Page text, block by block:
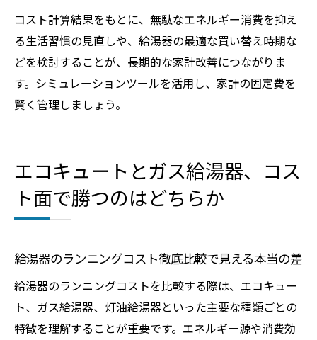
コスト計算結果をもとに、無駄なエネルギー消費を抑え
る生活習慣の見直しや、給湯器の最適な買い替え時期な
どを検討することが、長期的な家計改善につながりま
す。シミュレーションツールを活用し、家計の固定費を
賢く管理しましょう。
エコキュートとガス給湯器、コス
ト面で勝つのはどちらか
給湯器のランニングコスト徹底比較で見える本当の差
給湯器のランニングコストを比較する際は、エコキュー
ト、ガス給湯器、灯油給湯器といった主要な種類ごとの
特徴を理解することが重要です。エネルギー源や消費効